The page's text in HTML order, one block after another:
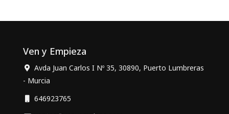
Ven y Empieza
Avda Juan Carlos I Nº 35, 30890, Puerto Lumbreras
- Murcia
646923765